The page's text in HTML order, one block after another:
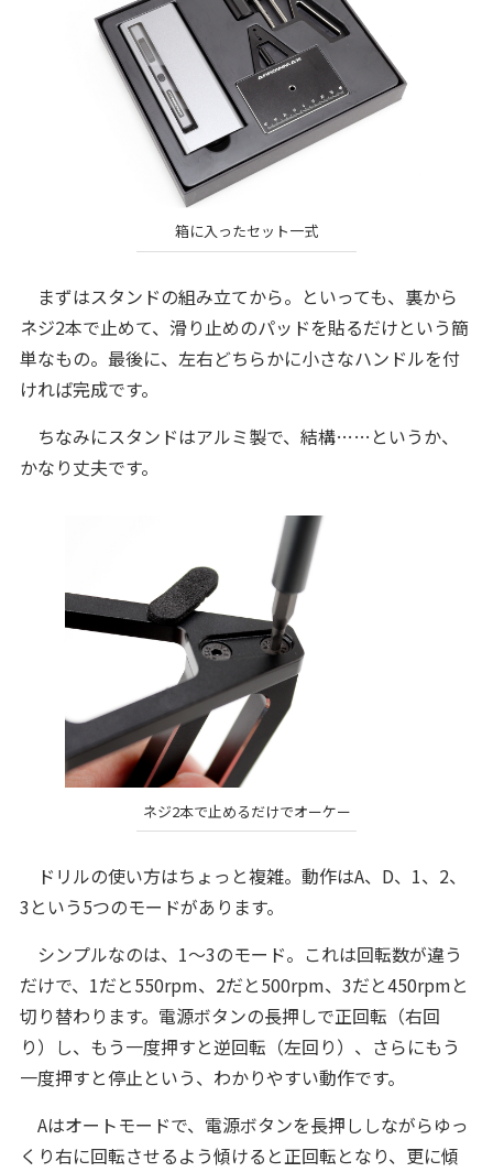
箱に入ったセット一式
まずはスタンドの組み立てから。といっても、裏から
ネジ2本で止めて、滑り止めのパッドを貼るだけという簡
単なもの。最後に、左右どちらかに小さなハンドルを付
ければ完成です。
ちなみにスタンドはアルミ製で、結構……というか、
かなり丈夫です。
ネジ2本で止めるだけでオーケー
ドリルの使い方はちょっと複雑。動作はA、D、1、2、
3という5つのモードがあります。
シンプルなのは、1〜3のモード。これは回転数が違う
だけで、1だと550rpm、2だと500rpm、3だと450rpmと
切り替わります。電源ボタンの長押しで正回転（右回
り）し、もう一度押すと逆回転（左回り）、さらにもう
一度押すと停止という、わかりやすい動作です。
Aはオートモードで、電源ボタンを長押ししながらゆっ
くり右に回転させるよう傾けると正回転となり、更に傾